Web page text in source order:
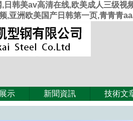
日韩美av高清在线,欧美成人三级
,亚洲欧美国产日韩第一页,青青青
示 新聞資訊 技術文